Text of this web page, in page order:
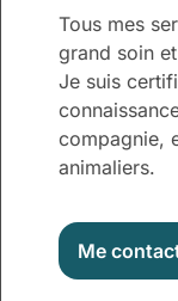
Tous mes
grand soin
Je suis
compagnie,
animaliers.
Me